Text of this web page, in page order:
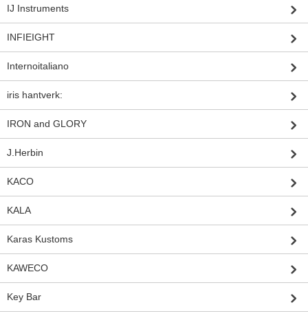
IJ Instruments
INFIEIGHT
Internoitaliano
iris hantverk:
IRON and GLORY
J.Herbin
KACO
KALA
Karas Kustoms
KAWECO
Key Bar